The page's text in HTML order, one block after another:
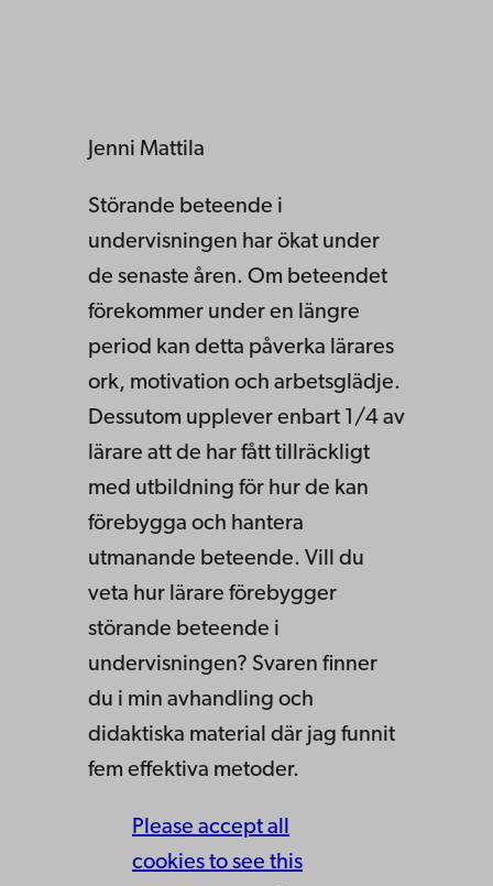
Jenni Mattila
Störande beteende i
undervisningen har ökat under
de senaste åren. Om beteendet
förekommer under en längre
period kan detta påverka lärares
ork, motivation och arbetsglädje.
Dessutom upplever enbart 1/4 av
lärare att de har fått tillräckligt
med utbildning för hur de kan
förebygga och hantera
utmanande beteende. Vill du
veta hur lärare förebygger
störande beteende i
undervisningen? Svaren finner
du i min avhandling och
didaktiska material där jag funnit
fem effektiva metoder.
Please accept all
cookies to see this